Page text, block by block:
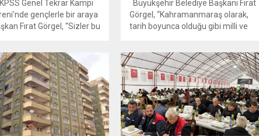
Genel Tekrar Kampı
gençlerle bir araya
Fırat Görgel, “Sizler bu
açan ve sizlerle yol
yapan anlayışla
devam edeceğiz”
yönelik destek ve
her geçen gün artırarak
Büyükşehir Belediye Başkanı Fırat
Görgel, “Kahramanmaraş olarak,
tarih boyunca olduğu gibi milli ve
Gazi Mustafa Kemal Atatürk başta
olmak üzere, Çanakkale’de ve
vatanın dört bir yanında canlarını
feda eden tüm aziz şehitlerimizi
rahmetle anıyor, kahraman
gazilerimize şükranlarımı
sunuyorum. Ruhları şad,...